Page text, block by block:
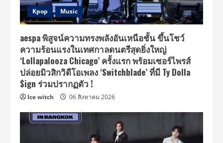
Kpop Music
aespa พิสูจน์ความทรงพลังอันเหนือชั้น ขึ้นโชว์
ความร้อนแรงในเทศกาลดนตรีสุดยิ่งใหญ่
‘Lollapalooza Chicago’ ครั้งแรก พร้อมเซอร์ไพรส์
ปล่อยมิวสิกวิดีโอเพลง ‘Switchblade’ ที่มี Ty Dolla
$ign ร่วมปรากฏตัว !
Ice witch 06 สิงหาคม 2026